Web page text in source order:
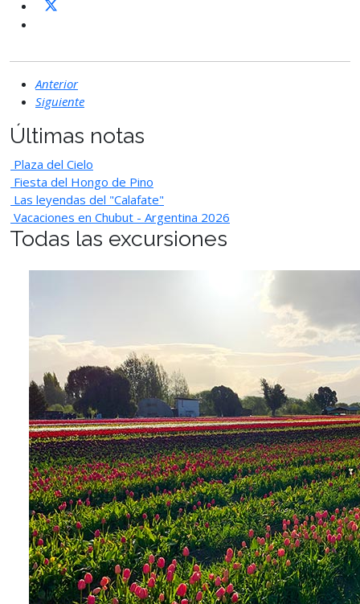
Anterior
Siguiente
Últimas notas
Plaza del Cielo
Fiesta del Hongo de Pino
Las leyendas del "Calafate"
Vacaciones en Chubut - Argentina 2026
Todas las excursiones